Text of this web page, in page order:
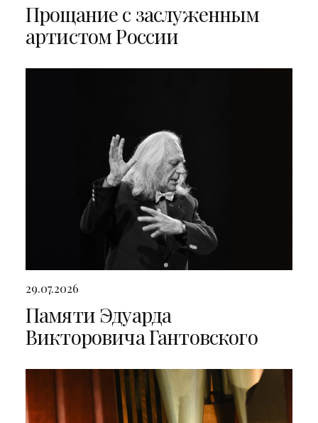
Прощание с заслуженным
артистом России
29.07.2026
Памяти Эдуарда
Викторовича Гантовского